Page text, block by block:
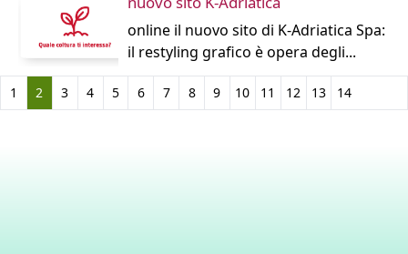
online il nuovo sito di K-Adriatica Spa:
il restyling grafico è opera degli...
1 2 3 4 5 6 7 8 9 10 11 12 13 14